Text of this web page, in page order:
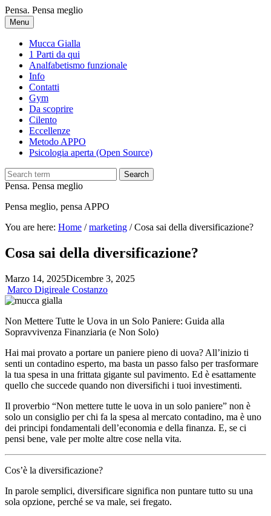
Skip
to
main
content
Pensa. Pensa meglio
Menu
Mucca Gialla
1 Parti da qui
Analfabetismo funzionale
Info
Contatti
Gym
Da scoprire
Cilento
Eccellenze
Metodo APPO
Psicologia aperta (Open Source)
Search
Pensa. Pensa meglio
Pensa meglio, pensa APPO
You are here: Home /marketing /Cosa sai della diversificazione?
Cosa sai della diversificazione?
Marzo 14, 2025Dicembre 3, 2025
Marco Digireale Costanzo
Non Mettere Tutte le Uova in un Solo Paniere: Guida alla
Sopravvivenza Finanziaria (e Non Solo)
Hai mai provato a portare un paniere pieno di uova? All’inizio ti
senti un contadino esperto, ma basta un passo falso per trasformare
la tua spesa in una frittata gigante sul pavimento. Ed è esattamente
quello che succede quando non diversifichi i tuoi investimenti.
Il proverbio “Non mettere tutte le uova in un solo paniere” non è
solo un consiglio per chi fa la spesa al mercato contadino, ma è uno
dei principi fondamentali dell’economia e della finanza. E, se ci
pensi bene, vale per molte altre cose nella vita.
Cos’è la diversificazione?
In parole semplici, diversificare significa non puntare tutto su una
sola opzione, perché se va male, sei fregato.